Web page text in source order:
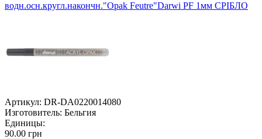
водн.осн.кругл.накончн."Opak Feutre"Darwi PF 1мм СРІБЛО
Артикул: DR-DA0220014080
Изготовитель: Бельгия
Единицы:
90.00 грн